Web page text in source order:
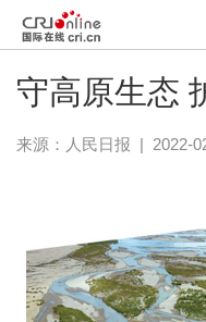
守高原生态
来源： 人民日报 | 2022-